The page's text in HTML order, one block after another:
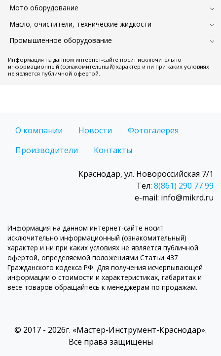
Мото оборудование
Масло, очистители, технические жидкости
Промышленное оборудование
Информация на данном интернет-сайте носит исключительно
информационный (ознакомительный) характер и ни при каких условиях
не является публичной офертой.
О компании Новости
Фотогалерея
Производители
Контакты
Краснодар, ул. Новороссийская 7/1
Тел: 8(861) 290 77 99
e-mail: info@mikrd.ru
Информация на данном интернет-сайте носит
исключительно информационный (ознакомительный)
характер и ни при каких условиях не является публичной
офертой, определяемой положениями Статьи 437
Гражданского кодекса РФ. Для получения исчерпывающей
информации о стоимости и характеристиках, габаритах и
весе товаров обращайтесь к менеджерам по продажам.
© 2017 - 2026г. «Мастер-Инструмент-Краснодар».
Все права защищены